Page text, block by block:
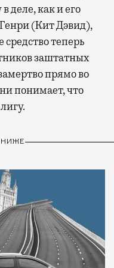
деле, как и его
(Кит Дэвид),
теперь
заштатных
прямо во
понимает, что
НИЖЕ